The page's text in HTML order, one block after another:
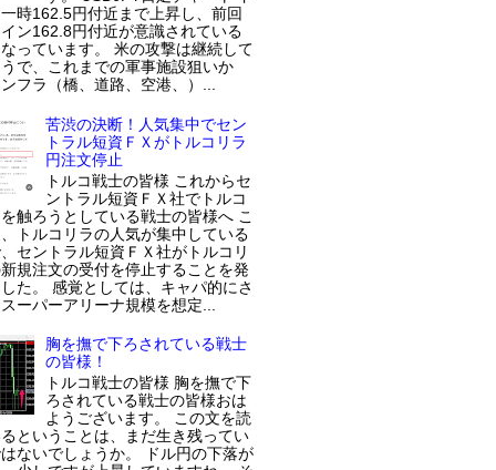
時162.5円付近まで上昇し、前回
ン162.8円付近が意識されている
っています。 米の攻撃は継続して
で、これまでの軍事施設狙いか
フラ（橋、道路、空港、）...
苦渋の決断！人気集中でセン
トラル短資ＦＸがトルコリラ
円注文停止
トルコ戦士の皆様 これからセ
ントラル短資ＦＸ社でトルコ
触ろうとしている戦士の皆様へ こ
トルコリラの人気が集中している
セントラル短資ＦＸ社がトルコリ
規注文の受付を停止することを発
た。 感覚としては、キャパ的にさ
ーパーアリーナ規模を想定...
胸を撫で下ろされている戦士
の皆様！
トルコ戦士の皆様 胸を撫で下
ろされている戦士の皆様おは
ようございます。 この文を読
ということは、まだ生き残ってい
ないでしょうか。 ドル円の下落が